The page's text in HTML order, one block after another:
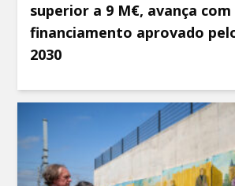
superior a 9 M€, avança com
financiamento aprovado
2030